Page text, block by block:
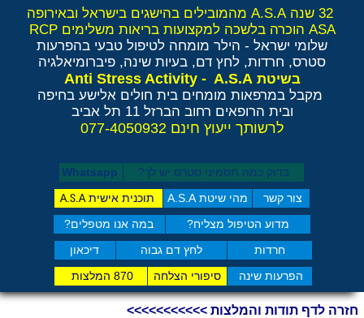
צור קשר מהי שיטת A.S.A תוכנית אישיתA.S.A
חרדות לחץ דם גבוה דיכאון
מדוע הטיפול מצליח? במה אנו מטפלים?
הפרעות שינה סיפורי הצלחה 870 המלצות
בדוק כמה תסמיני סט​רס יש לך? Whatsapp
32 שנה A.S.A מהמובילים בהישגים בישראל ובאירופה
ASA הוכרה בלשכה למקצועות בריאות משלימים RCP
שלומי ישראל - הילר מומחה לטיפול טבעי בהפרעות
סטרס, חרדות, לחץ דם, בעיות שינה, פיברומיאלגיה
בשיטת Anti Stress Activity - A.S.A
מקבל במרפאות מומחים בית חולים אלישע בחיפה
ובית הרופאים רחוב הברזל 11 תל אביב
לרשותך ייעוץ חינם 077-4050932
חזרה לדף תודות והמלצות >>>>>>>>>>>